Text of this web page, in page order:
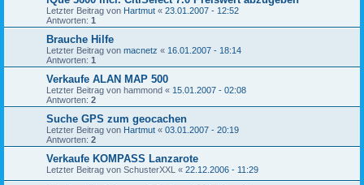
Letzter Beitrag von Hartmut « 23.01.2007 - 12:52
Antworten: 1
Brauche Hilfe
Letzter Beitrag von macnetz « 16.01.2007 - 18:14
Antworten: 1
Verkaufe ALAN MAP 500
Letzter Beitrag von hammond « 15.01.2007 - 02:08
Antworten: 2
Suche GPS zum geocachen
Letzter Beitrag von Hartmut « 03.01.2007 - 20:19
Antworten: 2
Verkaufe KOMPASS Lanzarote
Letzter Beitrag von SchusterXXL « 22.12.2006 - 11:29